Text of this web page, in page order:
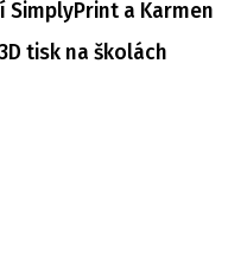
SimplyPrint a Karmen
tisk na školách